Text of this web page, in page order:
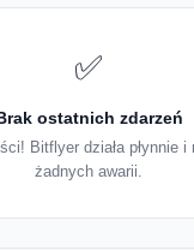
✅
ostatnich zdarzeń
Bitflyer działa płynnie i
żadnych awarii.